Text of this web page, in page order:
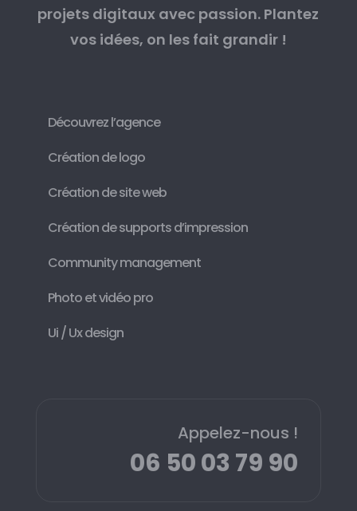
projets digitaux avec passion. Plantez
vos idées, on les fait grandir !
Découvrez l’agence
Création de logo
Création de site web
Création de supports d’impression
Community management
Photo et vidéo pro
Ui / Ux design
Appelez-nous !
06 50 03 79 90